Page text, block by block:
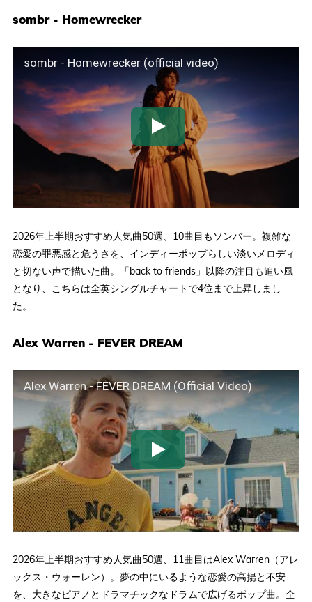
sombr - Homewrecker
sombr - Homewrecker (official video)
2026年上半期おすすめ人気曲50選、10曲目もソンバー。複雑な
恋愛の罪悪感と危うさを、インディーポップらしい淡いメロディ
と切ない声で描いた曲。「back to friends」以降の注目も追い風
となり、こちらは全英シングルチャートで4位まで上昇しまし
た。
Alex Warren - FEVER DREAM
Alex Warren - FEVER DREAM (Official Video)
2026年上半期おすすめ人気曲50選、11曲目はAlex Warren（アレ
ックス・ウォーレン）。夢の中にいるような恋愛の高揚と不安
を、大きなピアノとドラマチックなドラムで広げるポップ曲。全